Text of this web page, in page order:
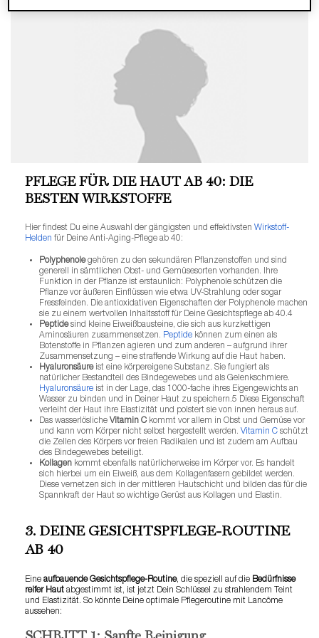
PFLEGE FÜR DIE HAUT AB 40: DIE
BESTEN WIRKSTOFFE
Hier findest Du eine Auswahl der gängigsten und effektivsten Wirkstoff-
Helden für Deine Anti-Aging-Pflege ab 40:
Polyphenolegehören zu den sekundären Pflanzenstoffen und sind
generell in sämtlichen Obst- und Gemüsesorten vorhanden. Ihre
Funktion in der Pflanze ist erstaunlich: Polyphenole schützen die
Pflanze vor äußeren Einflüssen wie etwa UV-Strahlung oder sogar
Fressfeinden. Die antioxidativen Eigenschaften der Polyphenole machen
sie zu einem wertvollen Inhaltsstoff für Deine Gesichtspflege ab 40. 4
Peptidesind kleine Eiweißbausteine, die sich aus kurzkettigen
Aminosäuren zusammensetzen.
Peptide können zum einen als
Botenstoffe in Pflanzen agieren und zum anderen – aufgrund ihrer
Zusammensetzung – eine straffende Wirkung auf die Haut haben.
Hyaluronsäureist eine körpereigene Substanz. Sie fungiert als
natürlicher Bestandteil des Bindegewebes und als Gelenkschmiere.
Hyaluronsäure ist in der Lage, das 1000-fache ihres Eigengewichts an
Wasser zu binden und in Deiner Haut zu speichern. 5 Diese Eigenschaft
verleiht der Haut ihre Elastizität und polstert sie von innen heraus auf.
Das wasserlösliche Vitamin C kommt vor allem in Obst und Gemüse vor
und kann vom Körper nicht selbst hergestellt werden. Vitamin C schützt
die Zellen des Körpers vor freien Radikalen und ist zudem am Aufbau
des Bindegewebes beteiligt.
Kollagen kommt ebenfalls natürlicherweise im Körper vor. Es handelt
sich hierbei um ein Eiweiß, aus dem Kollagenfasern gebildet werden.
Diese vernetzen sich in der mittleren Hautschicht und bilden das für die
Spannkraft der Haut so wichtige Gerüst aus Kollagen und Elastin.
3. DEINE GESICHTSPFLEGE-ROUTINE
AB 40
Eine aufbauende Gesichtspflege-Routine, die speziell auf die Bedürfnisse
reifer Haut abgestimmt ist, ist jetzt Dein Schlüssel zu strahlendem Teint
und Elastizität. So könnte Deine optimale Pflegeroutine mit Lancôme
aussehen: